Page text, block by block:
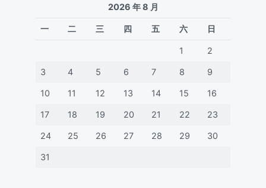
2026 年 8 月
一 二 三 四 五 六 日
1 2
3 4 5 6 7 8 9
10 11 12 13 14 15 16
17 18 19 20 21 22 23
24 25 26 27 28 29 30
31